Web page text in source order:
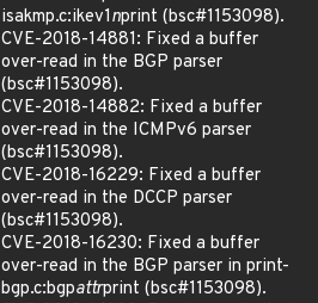
isakmp.c:ikev1nprint (bsc#1153098).
CVE-2018-14881: Fixed a buffer
over-read in the BGP parser
(bsc#1153098).
CVE-2018-14882: Fixed a buffer
over-read in the ICMPv6 parser
(bsc#1153098).
CVE-2018-16229: Fixed a buffer
over-read in the DCCP parser
(bsc#1153098).
CVE-2018-16230: Fixed a buffer
over-read in the BGP parser in print-
bgp.c:bgpattrprint (bsc#1153098).